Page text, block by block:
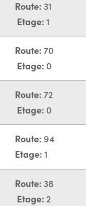
Route: 31
Etage: 1
Route: 70
Etage: 0
Route: 72
Etage: 0
Route: 94
Etage: 1
Route: 38
Etage: 2